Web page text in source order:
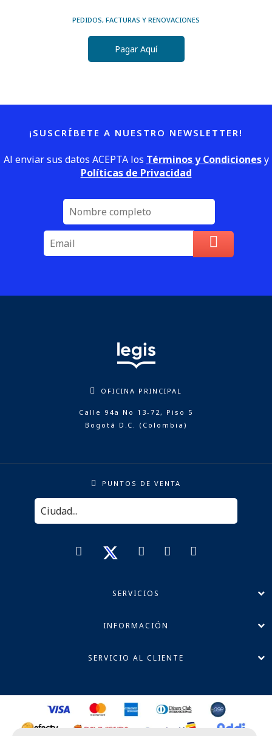
PEDIDOS, FACTURAS Y RENOVACIONES
Pagar Aquí
¡SUSCRÍBETE A NUESTRO NEWSLETTER!
Al enviar sus datos ACEPTA los Términos y Condicionesy
Políticas de Privacidad
OFICINA PRINCIPAL
Calle 94a No 13-72, Piso 5
Bogotá D.C. (Colombia)
PUNTOS DE VENTA
SERVICIOS
INFORMACIÓN
SERVICIO AL CLIENTE